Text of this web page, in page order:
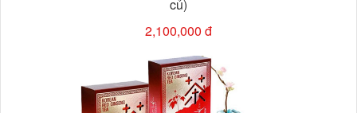
củ)
2,100,000 đ